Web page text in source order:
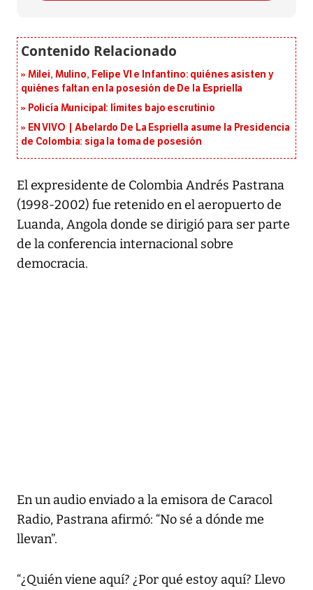
Milei, Mulino, Felipe VI e Infantino: quiénes asisten y
quiénes faltan en la posesión de De la Espriella
Policía Municipal: límites bajo escrutinio
EN VIVO | Abelardo De La Espriella asume la Presidencia
de Colombia: siga la toma de posesión
El expresidente de Colombia Andrés Pastrana
(1998-2002) fue retenido en el aeropuerto de
Luanda, Angola donde se dirigió para ser parte
de la conferencia internacional sobre
democracia.
En un audio enviado a la emisora de Caracol
Radio, Pastrana afirmó: “No sé a dónde me
llevan”.
“¿Quién viene aquí? ¿Por qué estoy aquí? Llevo